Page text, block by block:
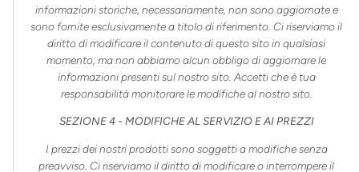
informazioni storiche, necessariamente, non sono aggiornate e
sono fornite esclusivamente a titolo di riferimento. Ci riserviamo il
diritto di modificare il contenuto di questo sito in qualsiasi
momento, ma non abbiamo alcun obbligo di aggiornare le
informazioni presenti sul nostro sito. Accetti che è tua
responsabilità monitorare le modifiche al nostro sito.
SEZIONE 4 - MODIFICHE AL SERVIZIO E AI PREZZI
I prezzi dei nostri prodotti sono soggetti a modifiche senza
preavviso. Ci riserviamo il diritto di modificare o interrompere il